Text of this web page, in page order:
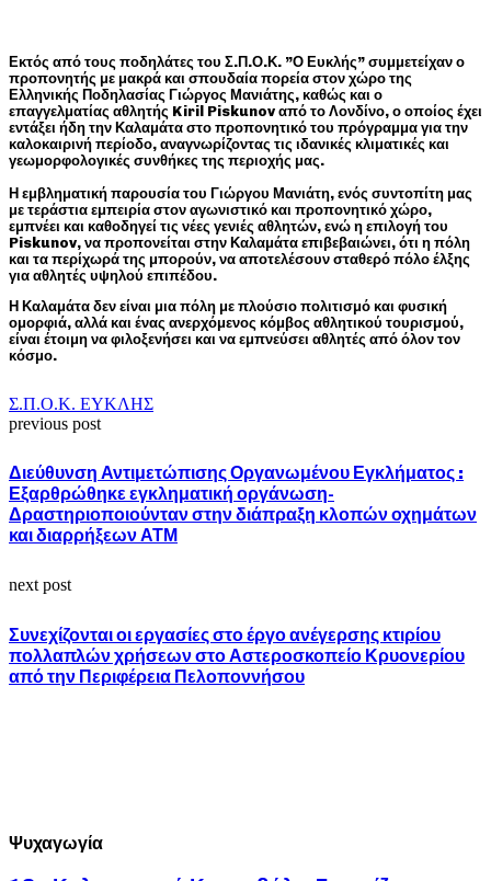
Εκτός από τους ποδηλάτες του Σ.Π.Ο.Κ. ”Ο Ευκλής” συμμετείχαν ο
προπονητής με μακρά και σπουδαία πορεία στον χώρο της
Ελληνικής Ποδηλασίας Γιώργος Μανιάτης, καθώς και ο
επαγγελματίας αθλητής Kiril Piskunov από το Λονδίνο, ο οποίος έχει
εντάξει ήδη την Καλαμάτα στο προπονητικό του πρόγραμμα για την
καλοκαιρινή περίοδο, αναγνωρίζοντας τις ιδανικές κλιματικές και
γεωμορφολογικές συνθήκες της περιοχής μας.
Η εμβληματική παρουσία του Γιώργου Μανιάτη, ενός συντοπίτη μας
με τεράστια εμπειρία στον αγωνιστικό και προπονητικό χώρο,
εμπνέει και καθοδηγεί τις νέες γενιές αθλητών, ενώ η επιλογή του
Piskunov, να προπονείται στην Καλαμάτα επιβεβαιώνει, ότι η πόλη
και τα περίχωρά της μπορούν, να αποτελέσουν σταθερό πόλο έλξης
για αθλητές υψηλού επιπέδου.
Η Καλαμάτα δεν είναι μια πόλη με πλούσιο πολιτισμό και φυσική
ομορφιά, αλλά και ένας ανερχόμενος κόμβος αθλητικού τουρισμού,
είναι έτοιμη να φιλοξενήσει και να εμπνεύσει αθλητές από όλον τον
κόσμο.
Σ.Π.Ο.Κ. ΕΥΚΛΗΣ
previous post
Διεύθυνση Αντιμετώπισης Οργανωμένου Εγκλήματος :
Εξαρθρώθηκε εγκληματική οργάνωση-
Δραστηριοποιούνταν στην διάπραξη κλοπών οχημάτων
και διαρρήξεων ΑΤΜ
next post
Συνεχίζονται οι εργασίες στο έργο ανέγερσης κτιρίου
πολλαπλών χρήσεων στο Αστεροσκοπείο Κρυονερίου
από την Περιφέρεια Πελοποννήσου
Ψυχαγωγία